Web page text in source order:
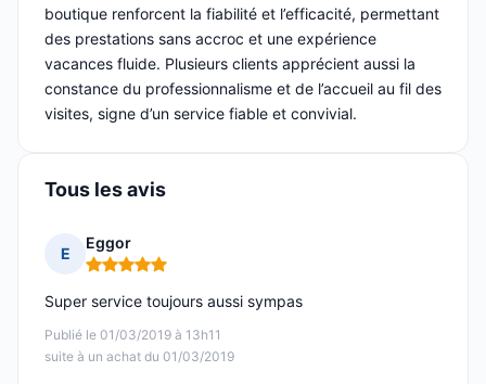
boutique renforcent la fiabilité et l’efficacité, permettant
des prestations sans accroc et une expérience
vacances fluide. Plusieurs clients apprécient aussi la
constance du professionnalisme et de l’accueil au fil des
visites, signe d’un service fiable et convivial.
Tous les avis
E
Eggor
Note : 5 sur 5
Publié le 01/03/2019 à 13h11
suite à un achat du 01/03/2019
Super service toujours aussi sympas